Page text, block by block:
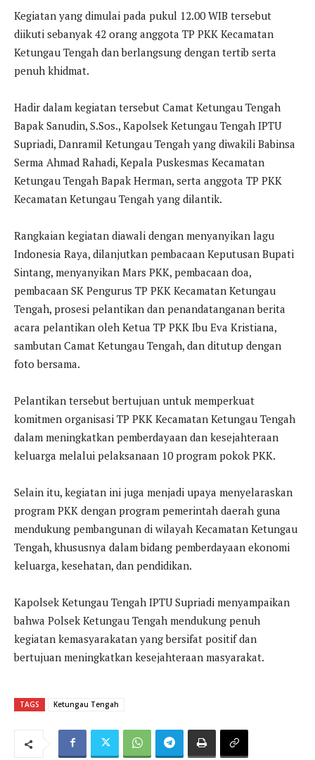
Kegiatan yang dimulai pada pukul 12.00 WIB tersebut
diikuti sebanyak 42 orang anggota TP PKK Kecamatan
Ketungau Tengah dan berlangsung dengan tertib serta
penuh khidmat.
Hadir dalam kegiatan tersebut Camat Ketungau Tengah
Bapak Sanudin, S.Sos., Kapolsek Ketungau Tengah IPTU
Supriadi, Danramil Ketungau Tengah yang diwakili Babinsa
Serma Ahmad Rahadi, Kepala Puskesmas Kecamatan
Ketungau Tengah Bapak Herman, serta anggota TP PKK
Kecamatan Ketungau Tengah yang dilantik.
Rangkaian kegiatan diawali dengan menyanyikan lagu
Indonesia Raya, dilanjutkan pembacaan Keputusan Bupati
Sintang, menyanyikan Mars PKK, pembacaan doa,
pembacaan SK Pengurus TP PKK Kecamatan Ketungau
Tengah, prosesi pelantikan dan penandatanganan berita
acara pelantikan oleh Ketua TP PKK Ibu Eva Kristiana,
sambutan Camat Ketungau Tengah, dan ditutup dengan
foto bersama.
Pelantikan tersebut bertujuan untuk memperkuat
komitmen organisasi TP PKK Kecamatan Ketungau Tengah
dalam meningkatkan pemberdayaan dan kesejahteraan
keluarga melalui pelaksanaan 10 program pokok PKK.
Selain itu, kegiatan ini juga menjadi upaya menyelaraskan
program PKK dengan program pemerintah daerah guna
mendukung pembangunan di wilayah Kecamatan Ketungau
Tengah, khususnya dalam bidang pemberdayaan ekonomi
keluarga, kesehatan, dan pendidikan.
Kapolsek Ketungau Tengah IPTU Supriadi menyampaikan
bahwa Polsek Ketungau Tengah mendukung penuh
kegiatan kemasyarakatan yang bersifat positif dan
bertujuan meningkatkan kesejahteraan masyarakat.
TAGS Ketungau Tengah